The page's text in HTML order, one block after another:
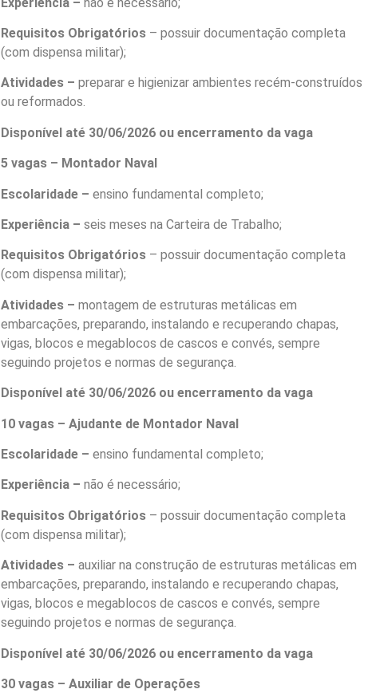
Requisitos Obrigatórios – possuir documentação completa
(com dispensa militar);
Atividades – preparar e higienizar ambientes recém-construídos
ou reformados.
Disponível até 30/06/2026 ou encerramento da vaga
5 vagas – Montador Naval
Escolaridade – ensino fundamental completo;
Experiência – seis meses na Carteira de Trabalho;
Requisitos Obrigatórios – possuir documentação completa
(com dispensa militar);
Atividades – montagem de estruturas metálicas em
embarcações, preparando, instalando e recuperando chapas,
vigas, blocos e megablocos de cascos e convés, sempre
seguindo projetos e normas de segurança.
Disponível até 30/06/2026 ou encerramento da vaga
10 vagas – Ajudante de Montador Naval
Escolaridade – ensino fundamental completo;
Experiência – não é necessário;
Requisitos Obrigatórios – possuir documentação completa
(com dispensa militar);
Atividades – auxiliar na construção de estruturas metálicas em
embarcações, preparando, instalando e recuperando chapas,
vigas, blocos e megablocos de cascos e convés, sempre
seguindo projetos e normas de segurança.
Disponível até 30/06/2026 ou encerramento da vaga
30 vagas – Auxiliar de Operações